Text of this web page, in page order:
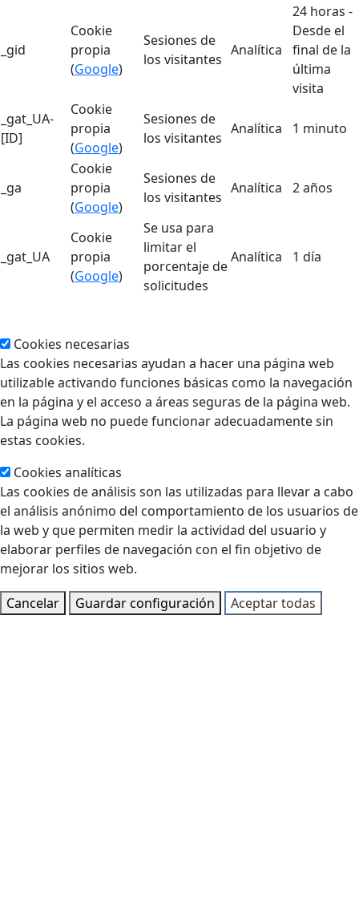
_gid
Cookie
propia
(Google)
Sesiones de
los visitantes
Analítica
24 horas -
Desde el
final de la
última
visita
_gat_UA-
[ID]
Cookie
propia
(Google)
Sesiones de
los visitantes
Analítica 1 minuto
_ga
Cookie
propia
(Google)
Sesiones de
los visitantes
Analítica 2 años
_gat_UA
Cookie
propia
(Google)
Se usa para
limitar el
porcentaje de
solicitudes
Analítica 1 día
Cookies necesarias
Las cookies necesarias ayudan a hacer una página web
utilizable activando funciones básicas como la navegación
en la página y el acceso a áreas seguras de la página web.
La página web no puede funcionar adecuadamente sin
estas cookies.
Cookies analíticas
Las cookies de análisis son las utilizadas para llevar a cabo
el análisis anónimo del comportamiento de los usuarios de
la web y que permiten medir la actividad del usuario y
elaborar perfiles de navegación con el fin objetivo de
mejorar los sitios web.
Cancelar
Guardar configuración Aceptar todas